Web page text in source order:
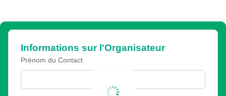
Informations sur l'Organisateur
Prénom du Contact